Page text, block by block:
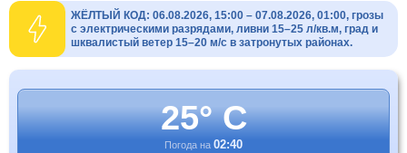
ЖЁЛТЫЙ КОД: 06.08.2026, 15:00 – 07.08.2026, 01:00, грозы
с электрическими разрядами, ливни 15–25 л/кв.м, град и
шквалистый ветер 15–20 м/с в затронутых районах.
25° C
Погода на 02:40